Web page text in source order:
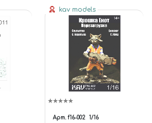
kav models
Арт. f16-002 1/16